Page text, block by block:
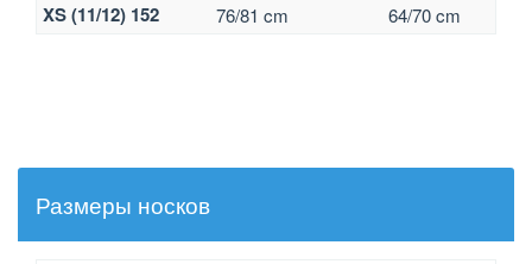
XS (11/12) 152 76/81 cm 64/70 cm
Размеры носков